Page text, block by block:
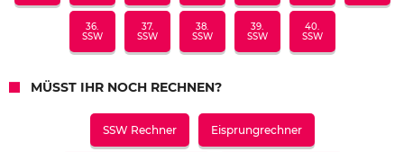
36.
SSW
37.
SSW
38.
SSW
39.
SSW
40.
SSW
MÜSST IHR NOCH RECHNEN?
SSW Rechner Eisprungrechner